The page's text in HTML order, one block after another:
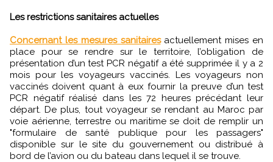
Les restrictions sanitaires actuelles
Concernant les mesures sanitairesactuellement mises en
place pour se rendre sur le territoire, l’obligation de
présentation d’un test PCR négatif a été supprimée il y a 2
mois pour les voyageurs vaccinés. Les voyageurs non
vaccinés doivent quant à eux fournir la preuve d’un test
PCR négatif réalisé dans les 72 heures précédant leur
départ. De plus, tout voyageur se rendant au Maroc par
voie aérienne, terrestre ou maritime se doit de remplir un
"formulaire de santé publique pour les passagers"
disponible sur le site du gouvernement ou distribué à
bord de l’avion ou du bateau dans lequel il se trouve.